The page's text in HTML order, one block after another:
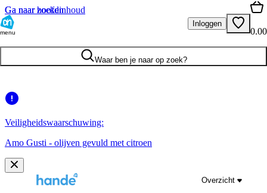
Ga naar hoofdinhoud
Ga naar zoeken
menu
Inloggen
0.00
Waar ben je naar op zoek?
Veiligheidswaarschuwing:
Amo Gusti - olijven gevuld met citroen
Overzicht